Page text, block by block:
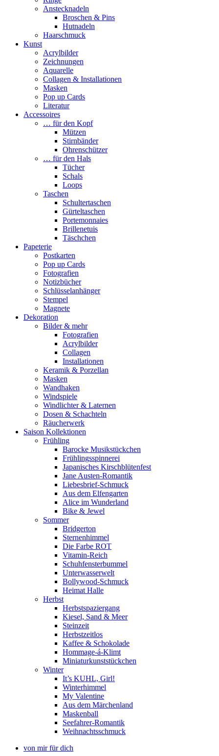
Anstecknadeln
Broschen & Pins
Hutnadeln
Haarschmuck
Kunst
Acrylbilder
Zeichnungen
Aquarelle
Collagen & Installationen
Masken
Pop up Cards
Literatur
Accessoires
… für den Kopf
Mützen
Stirnbänder
Ohrenschützer
… für den Hals
Tücher
Schals
Loops
Taschen
Schultertaschen
Gürteltaschen
Portemonnaies
Brillenetuis
Täschchen
Papeterie
Postkarten
Pop up Cards
Fotografien
Notizbücher
Schlüsselanhänger
Stempel
Magnete
Dekoration
Bilder & mehr
Fotografien
Acrylbilder
Collagen
Installationen
Keramik & Porzellan
Masken
Wandhaken
Windspiele
Windlichter & Laternen
Dosen & Schachteln
Räucherwerk
Saison Kollektionen
Frühling
Barocke Musikstückchen
Frühlingsspinnerei
Japanisches Kirschblütenfest
Jane Austen-Romantik
Liebesbrief-Schmuck
Aus dem Elfengarten
Alice im Wunderland
Bike & Jewel
Sommer
Bridgerton
Sternenhimmel
Die Farbe ROT
Vitamin-Reich
Schuhfensterbummel
Unterwasserwelt
Bollywood-Schmuck
Heimat Halle
Herbst
Herbstspaziergang
Kiesel, Sand & Meer
Steinzeit
Herbstzeitlos
Kaffee & Schokolade
Hommage-á-Klimt
Miniaturkunststückchen
Winter
It’s KUHL, Girl!
Winterhimmel
My Valentine
Aus dem Märchenland
Maskenball
Seefahrer-Romantik
Weihnachtsschmuck
von mir für dich